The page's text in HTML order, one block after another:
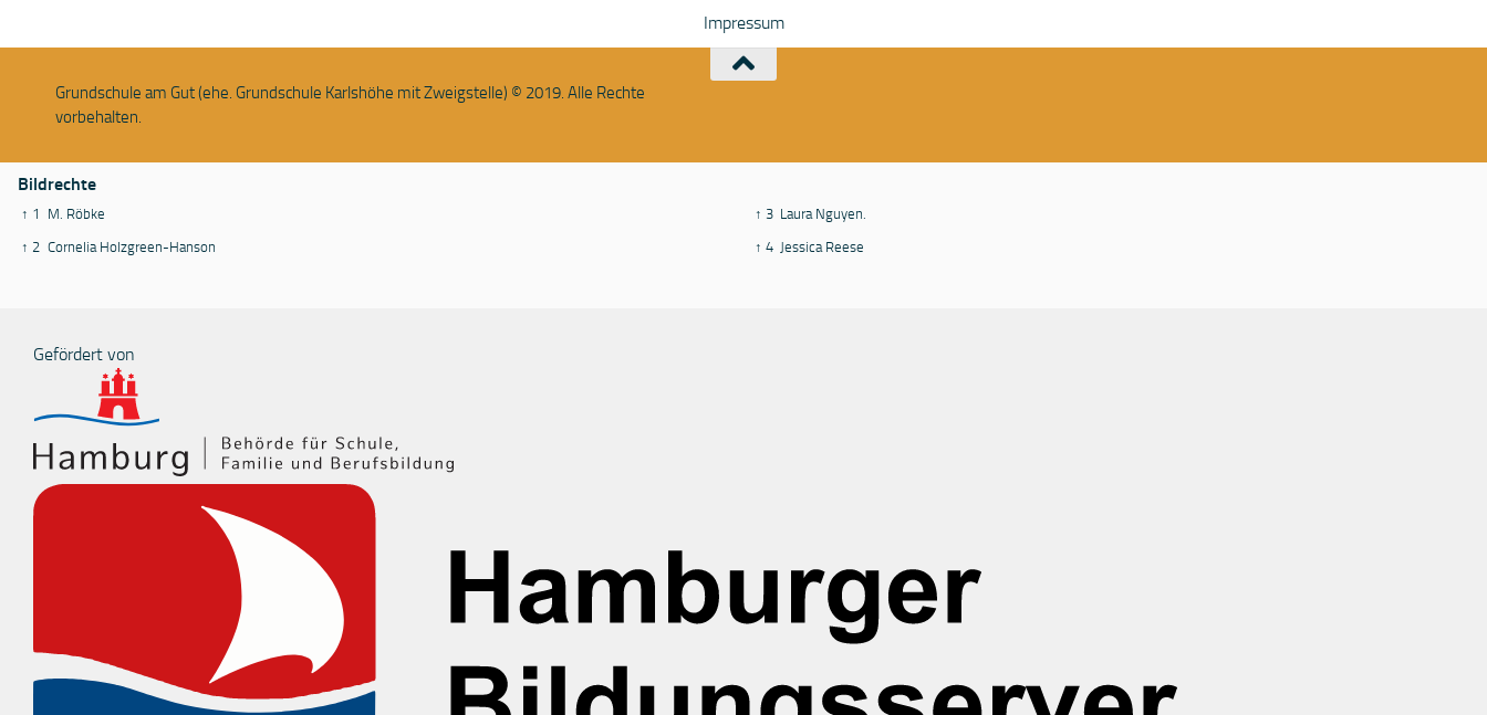
Impressum
Grundschule am Gut (ehe. Grundschule Karlshöhe mit Zweigstelle) © 2019. Alle Rechte
vorbehalten.
Bildrechte
↑ 1
M. Röbke
↑ 2 Cornelia Holzgreen-Hanson
↑ 3 Laura Nguyen.
↑ 4 Jessica Reese
Gefördert von